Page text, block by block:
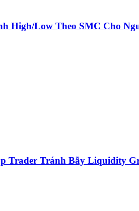
High/Low Theo SMC Cho
Trader Tránh Bẫy Liquidity